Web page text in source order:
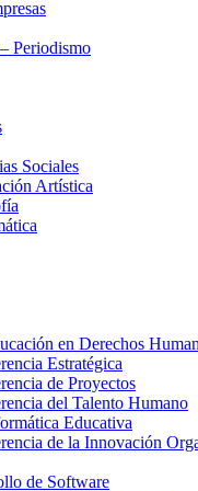
Periodismo
Sociales
Artística
en Derechos
Estratégica
de Proyectos
del Talento Humano
Educativa
de la Innovación
de Software